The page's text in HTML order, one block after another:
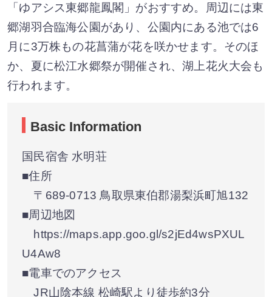
「ゆアシス東郷龍鳳閣」がおすすめ。周辺には東
郷湖羽合臨海公園があり、公園内にある池では6
月に3万株もの花菖蒲が花を咲かせます。そのほ
か、夏に松江水郷祭が開催され、湖上花火大会も
行われます。
Basic Information
国民宿舎 水明荘
■住所
〒689-0713 鳥取県東伯郡湯梨浜町旭132
■周辺地図
https://maps.app.goo.gl/s2jEd4wsPXUL
U4Aw8
■電車でのアクセス
JR山陰本線 松崎駅より徒歩約3分